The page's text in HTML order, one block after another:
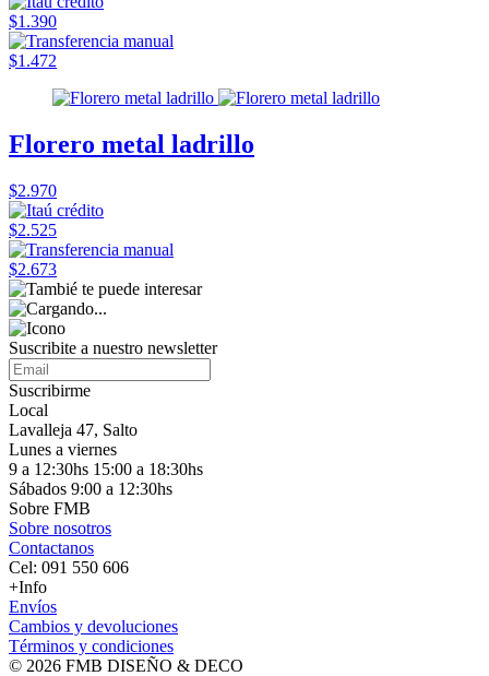
$1.390
$1.472
Florero metal ladrillo
$2.970
$2.525
$2.673
Suscribite a nuestro newsletter
Suscribirme
Local
Lavalleja 47, Salto
Lunes a viernes
9 a 12:30hs 15:00 a 18:30hs
Sábados 9:00 a 12:30hs
Sobre FMB
Sobre nosotros
Contactanos
Cel: 091 550 606
+Info
Envíos
Cambios y devoluciones
Términos y condiciones
© 2026 FMB DISEÑO & DECO